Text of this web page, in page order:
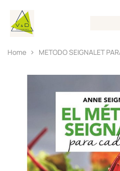
Home METODO SEIGNALET